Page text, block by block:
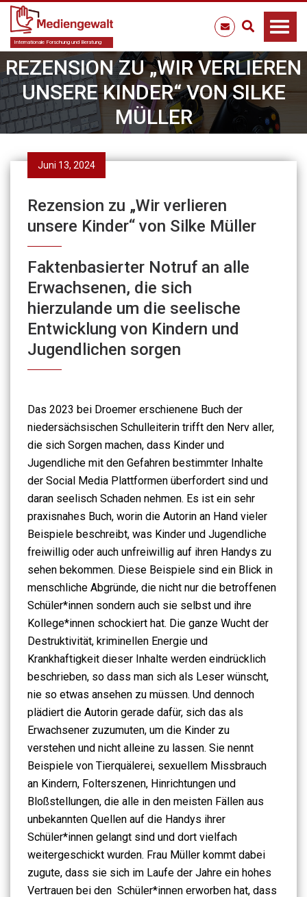
Internationale Forschung und Beratung
REZENSION ZU „WIR VERLIEREN
UNSERE KINDER“ VON SILKE
MÜLLER
Juni 13, 2024
Rezension zu „Wir verlieren
unsere Kinder“ von Silke Müller
Faktenbasierter Notruf an alle
Erwachsenen, die sich
hierzulande um die seelische
Entwicklung von Kindern und
Jugendlichen sorgen
Das 2023 bei Droemer erschienene Buch der
niedersächsischen Schulleiterin trifft den Nerv aller,
die sich Sorgen machen, dass Kinder und
Jugendliche mit den Gefahren bestimmter Inhalte
der Social Media Plattformen überfordert sind und
daran seelisch Schaden nehmen. Es ist ein sehr
praxisnahes Buch, worin die Autorin an Hand vieler
Beispiele beschreibt, was Kinder und Jugendliche
freiwillig oder auch unfreiwillig auf ihren Handys zu
sehen bekommen. Diese Beispiele sind ein Blick in
menschliche Abgründe, die nicht nur die betroffenen
Schüler*innen sondern auch sie selbst und ihre
Kollege*innen schockiert hat. Die ganze Wucht der
Destruktivität, kriminellen Energie und
Krankhaftigkeit dieser Inhalte werden eindrücklich
beschrieben, so dass man sich als Leser wünscht,
nie so etwas ansehen zu müssen. Und dennoch
plädiert die Autorin gerade dafür, sich das als
Erwachsener zuzumuten, um die Kinder zu
verstehen und nicht alleine zu lassen. Sie nennt
Beispiele von Tierquälerei, sexuellem Missbrauch
an Kindern, Folterszenen, Hinrichtungen und
Bloßstellungen, die alle in den meisten Fällen aus
unbekannten Quellen auf die Handys ihrer
Schüler*innen gelangt sind und dort vielfach
weitergeschickt wurden. Frau Müller kommt dabei
zugute, dass sie sich im Laufe der Jahre ein hohes
Vertrauen bei den Schüler*innen erworben hat, dass